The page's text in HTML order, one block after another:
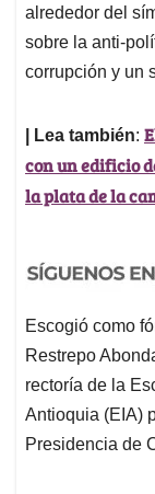
alrededor del
sobre la anti-
corrupción y un
| Lea también:
con un edificio
la plata de la
Escogió como
Restrepo
rectoría de la
Antioquia (EIA)
Presidencia de